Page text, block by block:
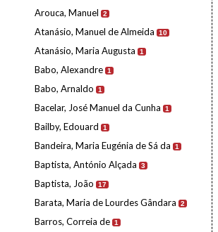
Arouca, Manuel 2
Atanásio, Manuel de Almeida 10
Atanásio, Maria Augusta 1
Babo, Alexandre 1
Babo, Arnaldo 1
Bacelar, José Manuel da Cunha 1
Bailby, Edouard 1
Bandeira, Maria Eugénia de Sá da 1
Baptista, António Alçada 3
Baptista, João 17
Barata, Maria de Lourdes Gândara 2
Barros, Correia de 1